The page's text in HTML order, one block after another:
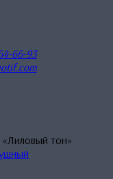
66-93
тон»